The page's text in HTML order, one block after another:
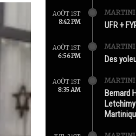
AOÛT 1ST
8:42 PM
UFR +
AOÛT 1ST
6:56 PM
Des
AOÛT 1ST
8:35 AM
Bernard